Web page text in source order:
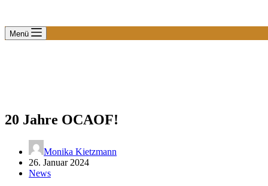
Menü
20 Jahre OCAOF!
Monika Kietzmann
26. Januar 2024
News